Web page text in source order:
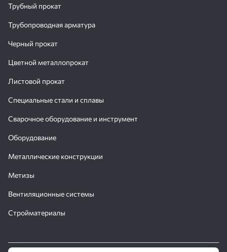
Трубный прокат
Трубопроводная арматура
Черный прокат
Цветной металлопрокат
Листовой прокат
Специальные стали и сплавы
Сварочное оборудование и инструмент
Оборудование
Металлические конструкции
Метизы
Вентиляционные системы
Стройматериалы